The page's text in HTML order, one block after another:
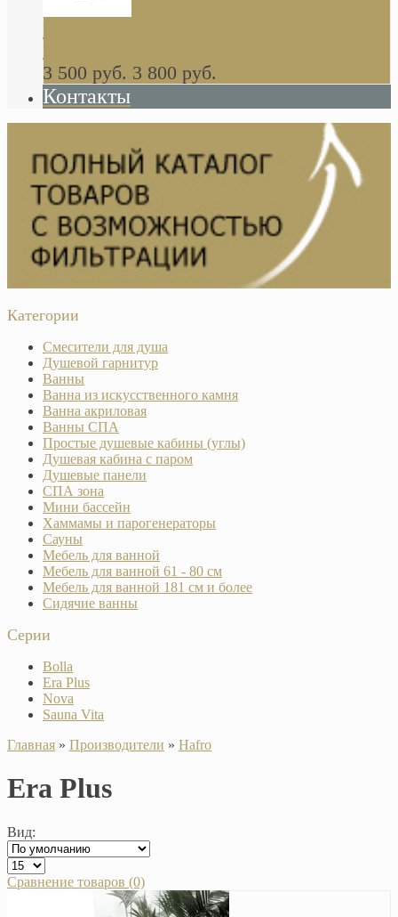
Khala Colombo аксессуары (серия) В
НАЛИЧИИ
3 500 руб. 3 800 руб.
Контакты
Категории
Смесители для душа
Душевой гарнитур
Ванны
Ванна из искусственного камня
Ванна акриловая
Ванны СПА
Простые душевые кабины (углы)
Душевая кабина с паром
Душевые панели
СПА зона
Мини бассейн
Хаммамы и парогенераторы
Сауны
Мебель для ванной
Мебель для ванной 61 - 80 см
Мебель для ванной 181 см и более
Сидячие ванны
Серии
Bolla
Era Plus
Nova
Sauna Vita
Главная » Производители » Hafro
Era Plus
Вид:
Сравнение товаров (0)